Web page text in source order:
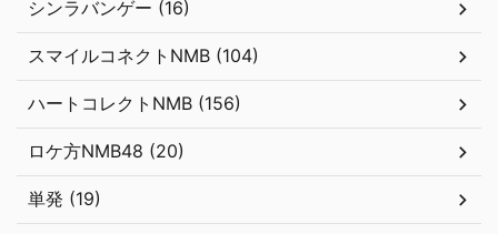
シンラバンゲー (16)
スマイルコネクトNMB (104)
ハートコレクトNMB (156)
ロケ方NMB48 (20)
単発 (19)